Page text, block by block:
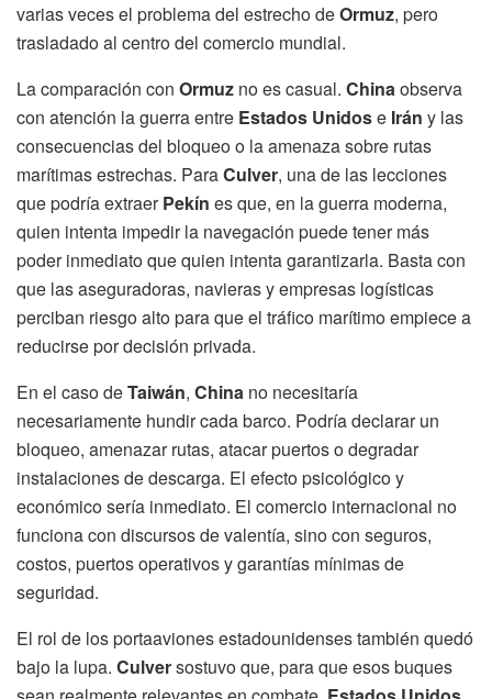
varias veces el problema del estrecho deOrmuz, pero
trasladado al centro del comercio mundial.
La comparación con Ormuz no es casual. Chinaobserva
con atención la guerra entre Estados Unidose Irán y las
consecuencias del bloqueo o la amenaza sobre rutas
marítimas estrechas. ParaCulver, una de las lecciones
que podría extraerPekín es que, en la guerra moderna,
quien intenta impedir la navegación puede tener más
poder inmediato que quien intenta garantizarla. Basta con
que las aseguradoras, navieras y empresas logísticas
perciban riesgo alto para que el tráfico marítimo empiece a
reducirse por decisión privada.
En el caso deTaiwán, China no necesitaría
necesariamente hundir cada barco. Podría declarar un
bloqueo, amenazar rutas, atacar puertos o degradar
instalaciones de descarga. El efecto psicológico y
económico sería inmediato. El comercio internacional no
funciona con discursos de valentía, sino con seguros,
costos, puertos operativos y garantías mínimas de
seguridad.
El rol de los portaaviones estadounidenses también quedó
bajo la lupa. Culversostuvo que, para que esos buques